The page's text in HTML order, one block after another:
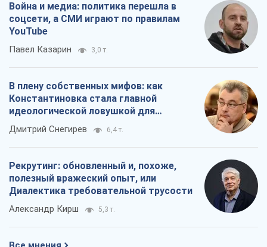
Война и медиа: политика перешла в
соцсети, а СМИ играют по правилам
YouTube
Павел Казарин 3,0 т.
В плену собственных мифов: как
Константиновка стала главной
идеологической ловушкой для
российских оккупантов
Дмитрий Снегирев 6,4 т.
Рекрутинг: обновленный и, похоже,
полезный вражеский опыт, или
Диалектика требовательной трусости
Александр Кирш 5,3 т.